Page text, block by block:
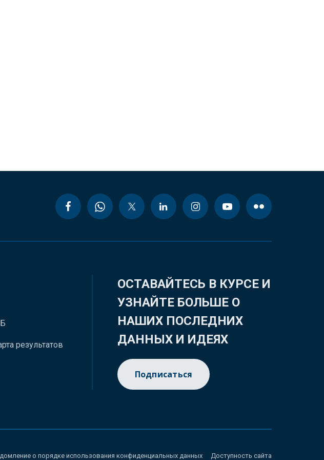
результатов
ОСТАВАЙТЕСЬ В КУРСЕ И
УЗНАЙТЕ БОЛЬШЕ О
НАШИХ ПОСЛЕДНИХ
ДАННЫХ И ИДЕЯХ
Подписаться
о порядке использования конфиденциальных данных Доступность сайта